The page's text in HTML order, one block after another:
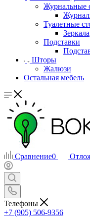
Журнальные
Туалетные
Зеркала
Подставки
Шторы
Жалюзи
Остальная мебель
Сравнение0
Телефоны
+7 (905) 506-9356